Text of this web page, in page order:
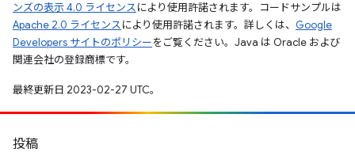
ンズの表示 4.0 ライセンスにより使用許諾されます。コードサンプルは
Apache 2.0 ライセンスにより使用許諾されます。詳しくは、 Google
Developers サイトのポリシーをご覧ください。Java は Oracle および
関連会社の登録商標です。
最終更新日 2023-02-27 UTC。
投稿